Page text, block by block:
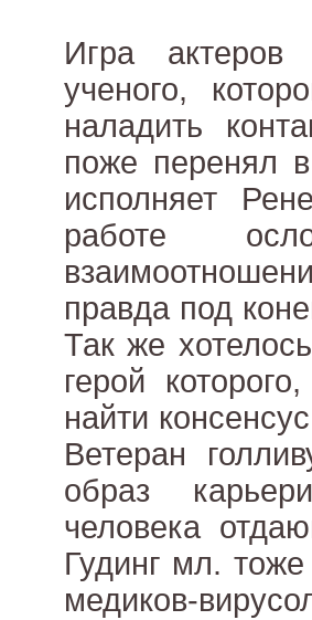
Игра актеров
ученого,
наладить
поже перенял
исполняет
работе
правда под
Так же
герой
найти
Ветеран
образ
человека
Гудинг мл.
медиков-